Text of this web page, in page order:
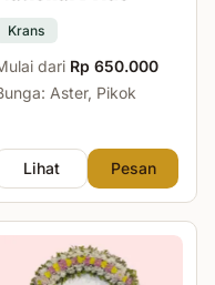
Krans
dari Rp 650.000
Aster, Pikok
Lihat Pesan